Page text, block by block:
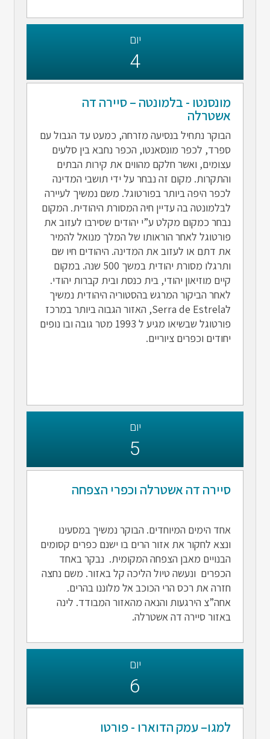
יום
4
מונסנטו - בלמונטה – סיירה דה
אשטרלה
הבוקר נתחיל בנסיעה מזרחה, כמעט עד הגבול עם
ספרד, לכפר מונסאנטו, הכפר נחבא בין סלעים
עצומים, ואשר חלקם מהווים את קירות הבתים
והתקרות. מקום זה נבחר על ידי תושבי המדינה
לכפר היפה ביותר בפורטוגל. משם נמשיך לעיירה
לבלמונטה בה עדיין חיה המסורת היהודית. המקום
נבחר כמקום מקלט ע”י יהודים שסירבו לעזוב את
פורטוגל לאחר הוראותו של המלך מנואל להמיר
את דתם או לעזוב את המדינה. היהודים חיו שם
ותרגלו מסורת יהודית במשך 500 שנה. במקום
קיים מוזיאון יהודי, בית כנסת ובית קברות יהודי.
לאחר הביקור המרגש בהסטוריה היהודית נמשיך
לSerra de Estrela, האזור הגבוה ביותר במרכז
פורטוגל שבשיאו מגיע ל 1993 מטר גובה ובו נופים
יחודים וכפרים ציוריים.
יום
5
סיירה דה אשטרלה וכפרי הצפחה
אחד הימים המיוחדים. הבוקר נמשיך במסעינו
ונצא לחקור את אזור הרים בו ישנם כפרים קסומים
הבנויים מאבן הצפחה המקומית. נבקר באחד
הכפרים ונעשה טיול הליכה קל באזור. משם נחצה
חזרה את רכס הרי הכוכב אל מלוננו בהרים.
אחה”צ הירגעות והנאה מהאזור המבודד. לינה
באזור סיירה דה אשטרלה.
יום
6
למגו– עמק הדוארו - פורטו